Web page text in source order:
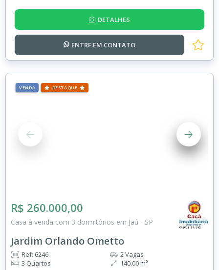
DETALHES
ENTRE EM CONTATO
VENDA DESTAQUE
R$ 260.000,00
Casa à venda com 3 dormitórios em Jaú - SP
Jardim Orlando Ometto
Ref: 6246
3 Quartos
2 Vagas
140.00 m²